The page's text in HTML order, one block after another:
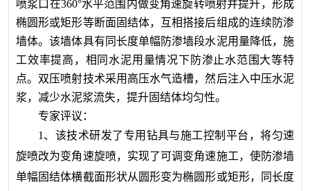
喷浆口在360°水平范围内做变角速旋转喷射并提升，形成
椭圆形或矩形等断面固结体，互相搭接后组成的连续防渗
墙体。该墙体具有同长度单幅防渗墙段水泥用量降低，施
工效率提高，相同水泥用量情况下防渗止水范围大等特
点。双压喷射技术采用高压水气造槽，然后注入中压水泥
浆，减少水泥浆流失，提升固结体均匀性。
专家评议：
1、该技术研发了专用钻具与施工控制平台，将匀速
旋喷改为变角速旋喷，实现了可调变角速施工，使防渗墙
单幅固结体横截面形状从圆形变为椭圆形或矩形，同长度